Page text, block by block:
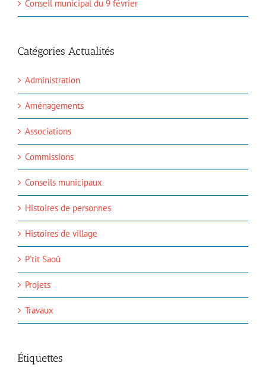
Conseil municipal du 9 février
Catégories Actualités
Administration
Aménagements
Associations
Commissions
Conseils municipaux
Histoires de personnes
Histoires de village
P'tit Saoû
Projets
Travaux
Étiquettes